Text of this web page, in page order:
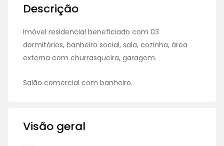
Descrição
Imóvel residencial beneficiado com 03
dormitórios, banheiro social, sala, cozinha, área
externa com churrasqueira, garagem.
Salão comercial com banheiro.
Visão geral